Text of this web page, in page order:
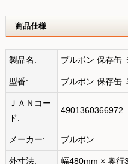
商品仕様
製品名: ブルボン 保存缶
型番: ブルボン 保存缶
ＪＡＮコー
ド:
4901360366972
メーカー: ブルボン
外寸法: 幅480mm × 奥行